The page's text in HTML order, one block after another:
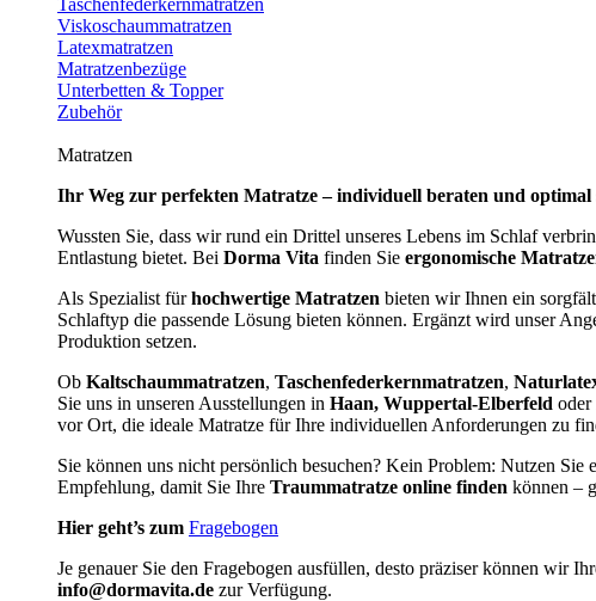
Taschenfederkernmatratzen
Viskoschaummatratzen
Latexmatratzen
Matratzenbezüge
Unterbetten & Topper
Zubehör
Matratzen
Ihr Weg zur perfekten Matratze – individuell beraten und optimal
Wussten Sie, dass wir rund ein Drittel unseres Lebens im Schlaf
Entlastung bietet. Bei Dorma Vita finden Sie ergonomische
Als Spezialist fürhochwertige Matratzen bieten wir Ihnen ein
Schlaftyp die passende Lösung bieten können. Ergänzt wird unser
Produktion setzen.
Ob Kaltschaummatratzen, Taschenfederkernmatratzen,
Sie uns in unseren Ausstellungen in Haan, Wuppertal-Elberfeld oder
vor Ort, die ideale Matratze für Ihre individuellen Anforderungen zu
Sie können uns nicht persönlich besuchen? Kein Problem: Nutzen Sie
Empfehlung, damit Sie Ihre Traummatratze online finden können –
Hier geht’s zum Fragebogen
Je genauer Sie den Fragebogen ausfüllen, desto präziser können wir
info@dormavita.de zur Verfügung.